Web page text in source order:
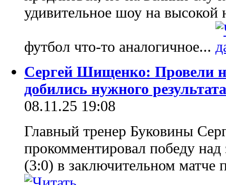
удивительное шоу на высокой
футбол что-то аналогичное...
Сергей Шищенко: Провели
добились нужного результата
08.11.25 19:08
Главный тренер Буковины
прокомментировал победу
(3:0) в заключительном матче